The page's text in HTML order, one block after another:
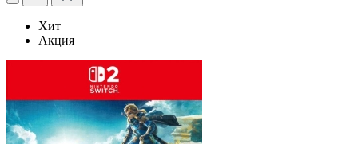
Хит
Акция